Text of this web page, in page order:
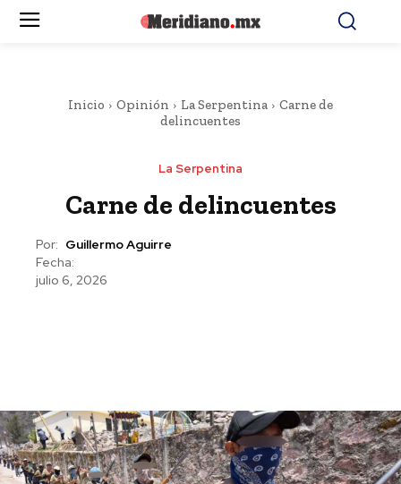
Inicio Opinión La Serpentina
Carne de
delincuentes
La Serpentina
Carne de delincuentes
Por: Guillermo Aguirre
Fecha:
julio 6, 2026